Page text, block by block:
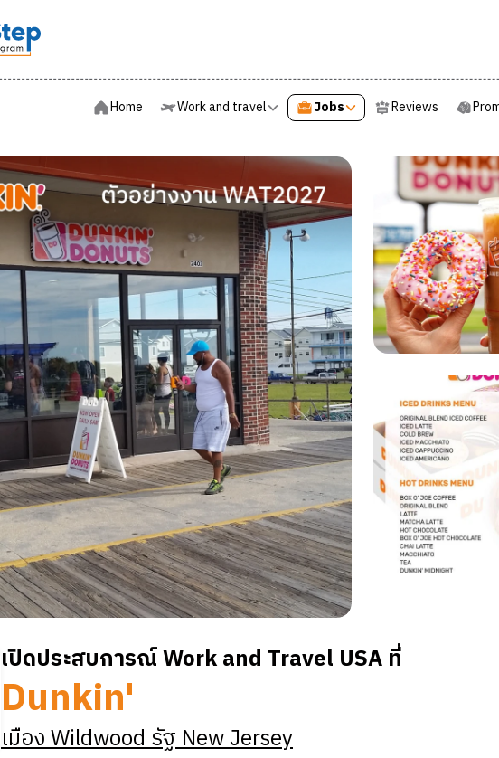
Home Work and travel Jobs Reviews
เปิดประสบการณ์ Work and Travel USA ที่
Dunkin'
เมืองWildwoodรัฐNew Jersey